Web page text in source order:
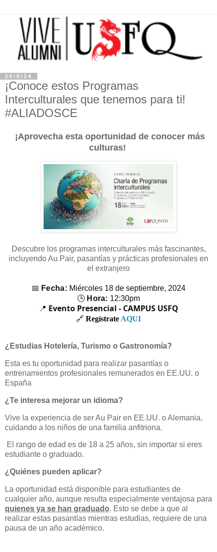
20/8/24
¡Conoce estos Programas
Interculturales que tenemos para ti!
#ALIADOSCE
¡Aprovecha esta oportunidad de conocer más
culturas!
Descubre los programas interculturales más fascinantes,
incluyendo Au Pair, pasantías y prácticas profesionales en
el extranjero
📅 Fecha: Miércoles 18 de septiembre, 2024
🕒 Hora: 12:30pm
📍 Evento Presencial - CAMPUS USFQ
🔗 Regístrate AQUI
¿Estudias Hotelería, Turismo o Gastronomía?
Esta es tu oportunidad para realizar pasantías o
entrenamientos profesionales remunerados en EE.UU. o
España
¿Te interesa mejorar un idioma?
Vive la experiencia de ser Au Pair en EE.UU. o Alemania,
cuidando a los niños de una familia anfitriona.
El rango de edad es de 18 a 25 años, sin importar si eres
estudiante o graduado.
¿Quiénes pueden aplicar?
La oportunidad está disponible para estudiantes de
cualquier año, aunque resulta especialmente ventajosa para
quienes ya se han graduado. Esto se debe a que al
realizar estas pasantías mientras estudias, requiere de una
pausa de un año académico.